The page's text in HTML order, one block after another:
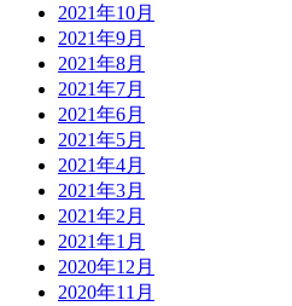
2021年10月
2021年9月
2021年8月
2021年7月
2021年6月
2021年5月
2021年4月
2021年3月
2021年2月
2021年1月
2020年12月
2020年11月